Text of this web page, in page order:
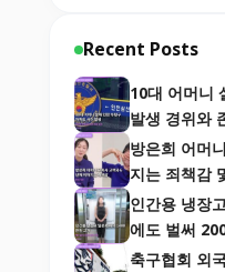
Recent Posts
10대 어머니
발생 경위와
방은희 어머
지는 죄책감
인간용 냉장
에도 벌써
축구협회 외